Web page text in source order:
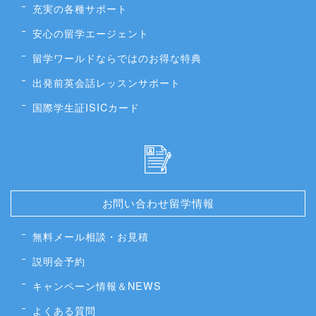
充実の各種サポート
安心の留学エージェント
留学ワールドならではのお得な特典
出発前英会話レッスンサポート
国際学生証ISICカード
お問い合わせ留学情報
無料メール相談・お見積
説明会予約
キャンペーン情報＆NEWS
よくある質問